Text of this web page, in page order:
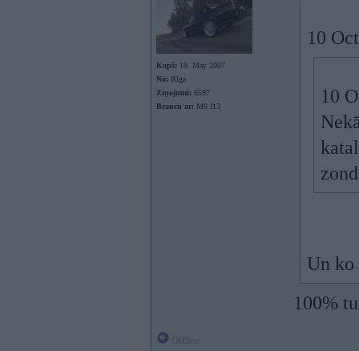
Kopš: 18. May 2007
No: Rīga
Ziņojumi: 6597
Braucu ar: M6 f13
10
10
Un ko
100%